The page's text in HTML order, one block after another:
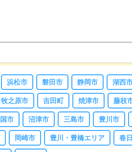
浜松市 磐田市 静岡市 湖西
牧之原市 吉田町 焼津市 藤枝
市 沼津市 三島市 豊川市
岡崎市 豊川・豊橋エリア 春